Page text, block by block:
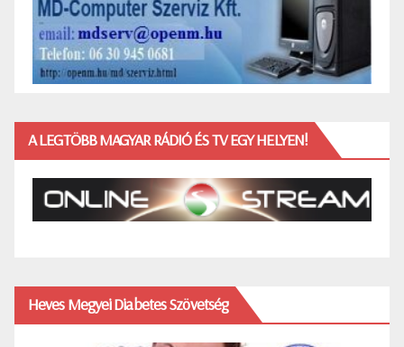
A LEGTÖBB MAGYAR RÁDIÓ ÉS TV EGY HELYEN!
Heves Megyei Diabetes Szövetség